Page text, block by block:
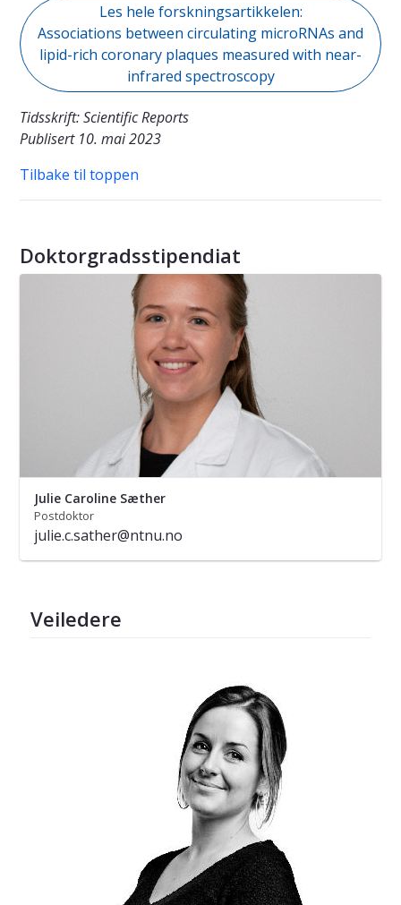
Les hele forskningsartikkelen:
Associations between circulating microRNAs and
lipid-rich coronary plaques measured with near-
infrared spectroscopy
Tidsskrift: Scientific Reports
Publisert 10. mai 2023
Tilbake til toppen
Doktorgradsstipendiat
Julie Caroline Sæther
Postdoktor
julie.c.sather@ntnu.no
Veiledere